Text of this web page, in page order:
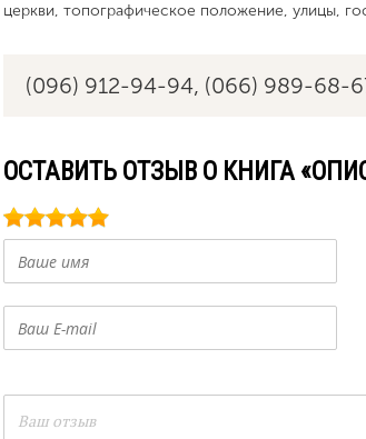
церкви, топографическое положение, улицы,
(096) 912-94-94, (066) 989-68-
ОСТАВИТЬ ОТЗЫВ О КНИГА